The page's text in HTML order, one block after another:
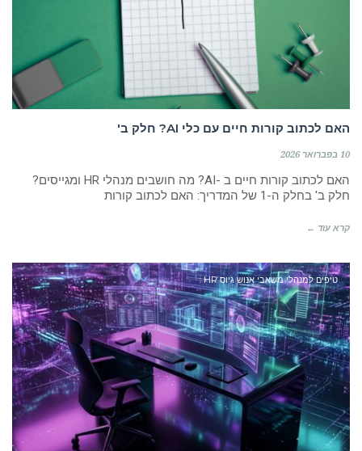
האם לכתוב קורות חיים עם כלי AI? חלק ב'
10 בפברואר 2026
האם לכתוב קורות חיים ב -AI? מה חושבים מנהלי HR ומגייסים?
חלק ב' בחלק ה-1 של המדריך: האם לכתוב קורות
קרא עוד ←
טיפים למנהלי משאבי אנוש גיוס HR